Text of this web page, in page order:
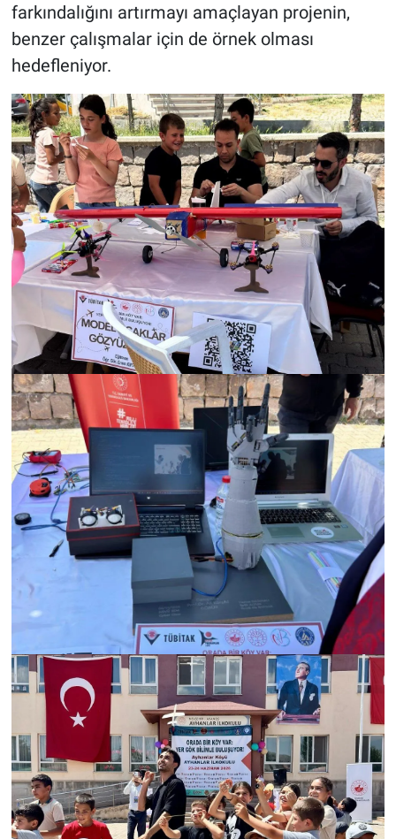
farkındalığını artırmayı amaçlayan projenin,
benzer çalışmalar için de örnek olması
hedefleniyor.